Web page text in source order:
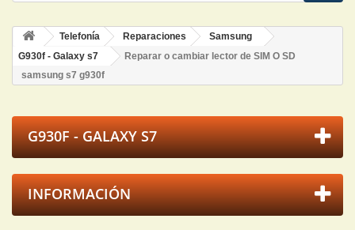
Telefonía Reparaciones
Samsung
G930f - Galaxy s7
Reparar o cambiar lector de SIM O SD
samsung s7 g930f
G930F - GALAXY S7
INFORMACIÓN